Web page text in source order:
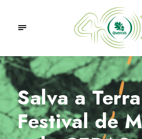
Salva a
Festival de